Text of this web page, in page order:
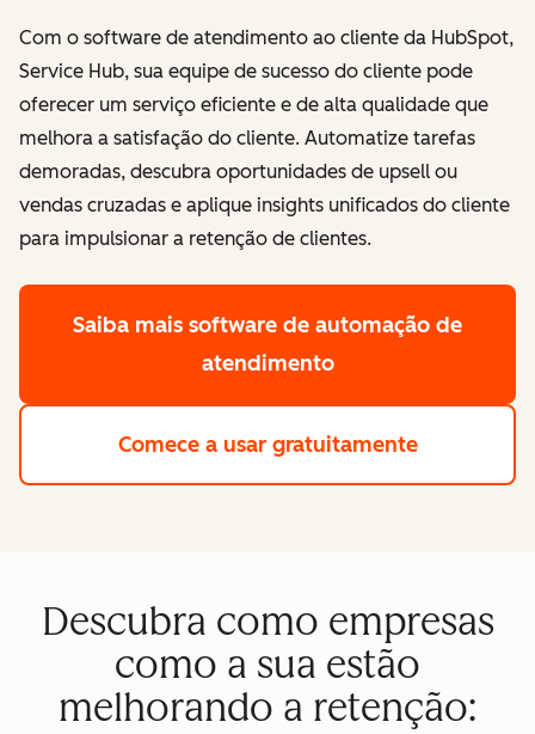
Com o software de atendimento ao cliente da HubSpot,
Service Hub, sua equipe de sucesso do cliente pode
oferecer um serviço eficiente e de alta qualidade que
melhora a satisfação do cliente. Automatize tarefas
demoradas, descubra oportunidades de upsell ou
vendas cruzadas e aplique insights unificados do cliente
para impulsionar a retenção de clientes.
Saiba mais software de automação de
atendimento
Comece a usar gratuitamente
Descubra como empresas
como a sua estão
melhorando a retenção: